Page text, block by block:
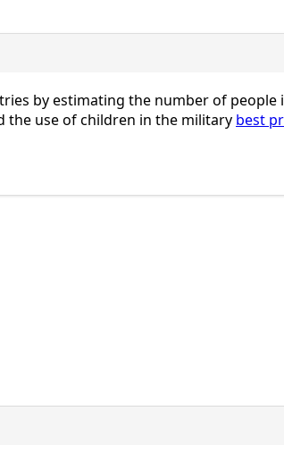
by estimating the number of people
the use of children in the military best